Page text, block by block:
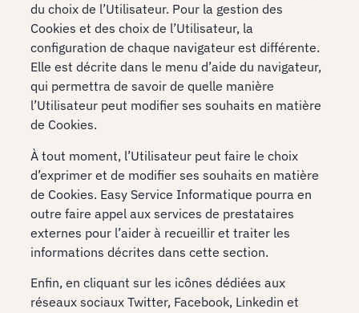
du choix de l’Utilisateur. Pour la gestion des
Cookies et des choix de l’Utilisateur, la
configuration de chaque navigateur est différente.
Elle est décrite dans le menu d’aide du navigateur,
qui permettra de savoir de quelle manière
l’Utilisateur peut modifier ses souhaits en matière
de Cookies.
À tout moment, l’Utilisateur peut faire le choix
d’exprimer et de modifier ses souhaits en matière
de Cookies. Easy Service Informatique pourra en
outre faire appel aux services de prestataires
externes pour l’aider à recueillir et traiter les
informations décrites dans cette section.
Enfin, en cliquant sur les icônes dédiées aux
réseaux sociaux Twitter, Facebook, Linkedin et